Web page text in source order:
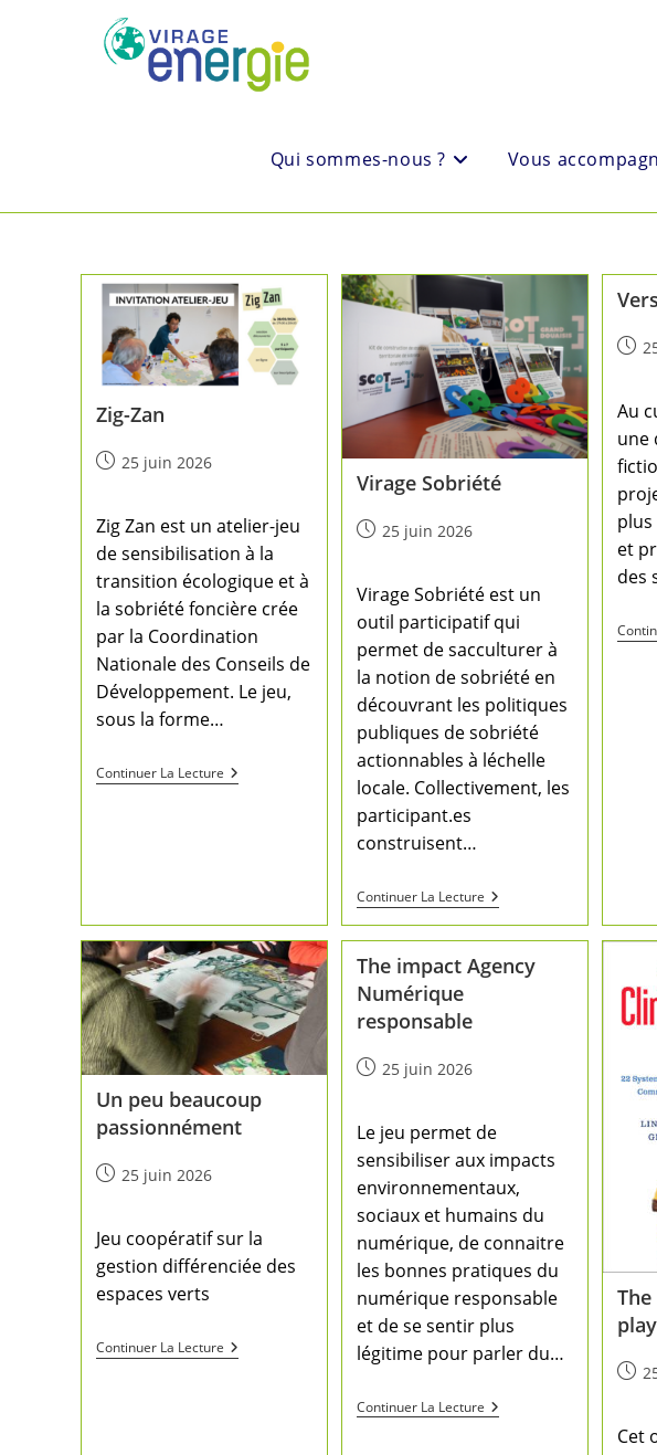
Qui sommes-nous ? Vous
Zig-Zan
25 juin 2026
Zig Zan est un atelier-jeu
de sensibilisation à la
transition écologique et à
la sobriété foncière crée
par la Coordination
Nationale des Conseils de
Développement. Le jeu,
sous la forme…
Continuer La Lecture
Virage Sobriété
25 juin 2026
Virage Sobriété est un
outil participatif qui
permet de sacculturer à
la notion de sobriété en
découvrant les politiques
publiques de sobriété
actionnables à léchelle
locale. Collectivement, les
participant.es
construisent…
Continuer La Lecture
Au
une
et
des
Un peu beaucoup
passionnément
25 juin 2026
Jeu coopératif sur la
gestion différenciée des
espaces verts
Continuer La Lecture
The impact Agency
Numérique
responsable
25 juin 2026
Le jeu permet de
sensibiliser aux impacts
environnementaux,
sociaux et humains du
numérique, de connaitre
les bonnes pratiques du
numérique responsable
et de se sentir plus
légitime pour parler du…
Continuer La Lecture
Cet